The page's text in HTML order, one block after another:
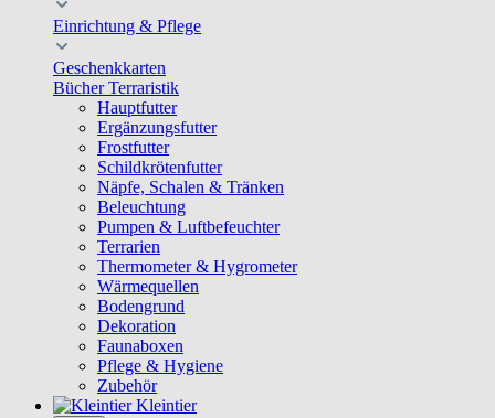
Einrichtung & Pflege
Geschenkkarten
Bücher Terraristik
Hauptfutter
Ergänzungsfutter
Frostfutter
Schildkrötenfutter
Näpfe, Schalen & Tränken
Beleuchtung
Pumpen & Luftbefeuchter
Terrarien
Thermometer & Hygrometer
Wärmequellen
Bodengrund
Dekoration
Faunaboxen
Pflege & Hygiene
Zubehör
Kleintier